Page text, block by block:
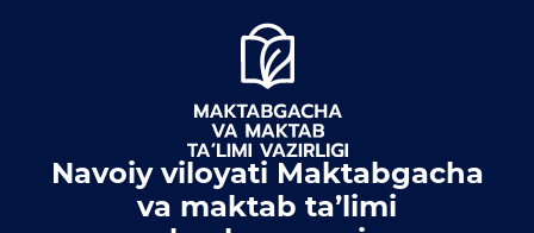
Navoiy viloyati Maktabgacha
va maktab ta’limi